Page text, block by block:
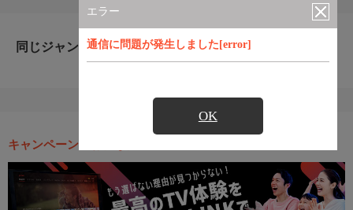
エラー
通信に問題が発生しました[error]
OK
同じジャンルのおすすめ番組
キャンペーン・お得な情報